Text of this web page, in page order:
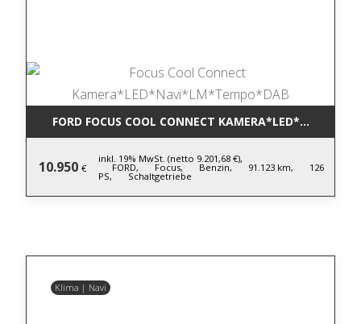
FORD FOCUS COOL CONNECT
10.950 €
inkl. 19% MwSt. (netto 9.201,68 €),
FORD, Focus, Benzin, 91.123 km, 126
PS, Schaltgetriebe
Klima | Navi